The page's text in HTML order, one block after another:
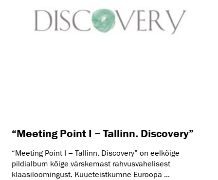
“Meeting Point I − Tallinn. Discovery”
“Meeting Point I − Tallinn. Discovery” on eelkõige
pildialbum kõige värskemast rahvusvahelisest
klaasiloomingust. Kuueteistkümne Euroopa ...